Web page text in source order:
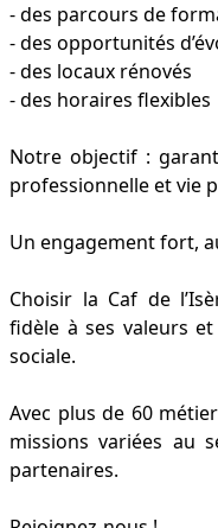
- des parcours de
- des opportunités
- des locaux rénovés
- des horaires flexibles
Notre objectif :
professionnelle et vie
Un engagement fort,
Choisir la Caf de
fidèle à ses valeurs
sociale.
Avec plus de 60
missions variées au
partenaires.